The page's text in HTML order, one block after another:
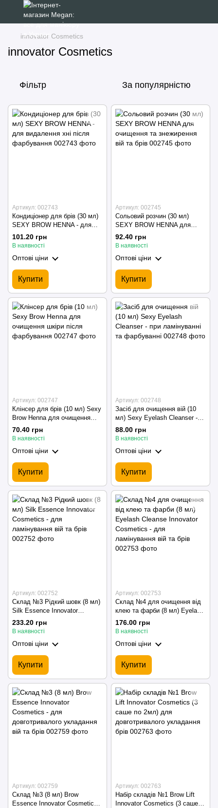
innovator Cosmetics
innovator Cosmetics
Фільтр За популярністю
Артикул: 002743
Кондиціонер для брів (30 мл)
SEXY BROW HENNA - для
видалення хні після
фарбування
101.20 грн
В наявності
Оптові ціни
Купити
Артикул: 002745
Сольовий розчин (30 мл)
SEXY BROW HENNA для
очищення та знежирення вій
та брів
92.40 грн
В наявності
Оптові ціни
Купити
Артикул: 002747
Клінсер для брів (10 мл) Sexy
Brow Henna для очищення
шкіри після фарбування
70.40 грн
В наявності
Оптові ціни
Купити
Артикул: 002748
Засіб для очищення вій (10
мл) Sexy Eyelash Cleanser -
при ламінуванні та
фарбуванні
88.00 грн
В наявності
Оптові ціни
Купити
Артикул: 002752
Склад №3 Рідкий шовк (8 мл)
Silk Essence Innovator
Cosmetics - для ламінування
вій та брів
233.20 грн
В наявності
Оптові ціни
Купити
Артикул: 002753
Склад №4 для очищення від
клею та фарби (8 мл) Eyelash
Cleanse Innovator Cosmetics -
для ламінування вій та брів
176.00 грн
В наявності
Оптові ціни
Купити
Артикул: 002759
Склад №3 (8 мл) Brow
Essence Innovator Cosmetics -
Артикул: 002763
Набір складів №1 Brow Lift
Innovator Cosmetics (3 саше